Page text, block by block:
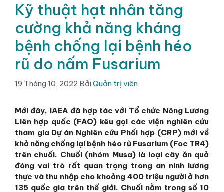
Kỹ thuật hạt nhân tăng
cường khả năng kháng
bệnh chống lại bệnh héo
rũ do nấm Fusarium
19 Tháng 10, 2022 BởiQuản trị viên
Mới đây, IAEA đã hợp tác với Tổ chức Nông Lương
Liên hợp quốc (FAO) kêu gọi các viện nghiên cứu
tham gia Dự án Nghiên cứu Phối hợp (CRP) mới về
khả năng chống lại bệnh héo rũ Fusarium (Foc TR4)
trên chuối. Chuối (nhóm Musa) là loại cây ăn quả
đóng vai trò rất quan trọng trong an ninh lương
thực và thu nhập cho khoảng 400 triệu người ở hơn
135 quốc gia trên thế giới. Chuối nằm trong số 10